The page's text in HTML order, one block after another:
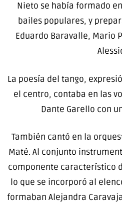
Nieto se había formado
bailes populares, y
Eduardo Baravalle, Mario
La poesía del tango,
el centro, contaba en las
Dante Garello con
También cantó en la
Maté. Al conjunto
componente característico
lo que se incorporó al
formaban Alejandra